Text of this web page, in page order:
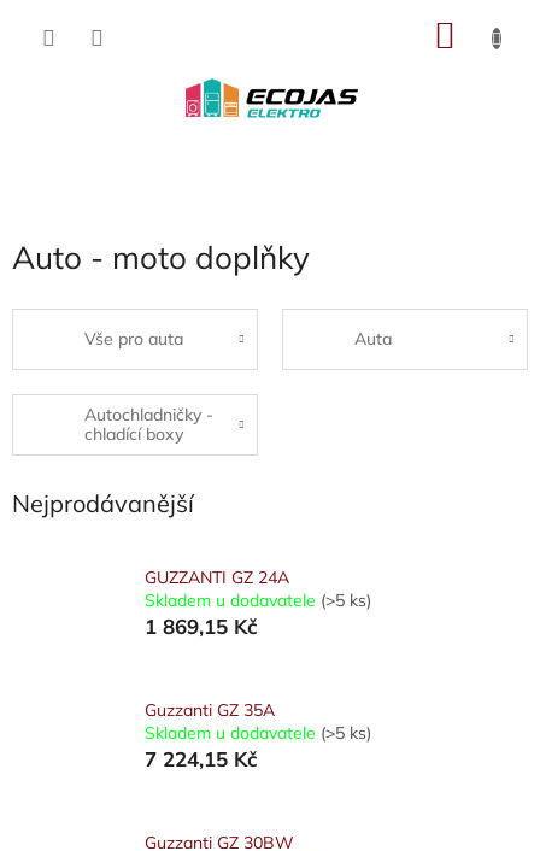
Auto - moto doplňky
Vše pro auta Auta
Autochladničky -
chladící boxy
Nejprodávanější
GUZZANTI GZ 24A
Skladem u dodavatele (>5 ks)
1 869,15 Kč
Guzzanti GZ 35A
Skladem u dodavatele (>5 ks)
7 224,15 Kč
Guzzanti GZ 30BW